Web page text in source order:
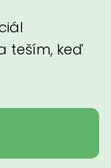
teším, keď